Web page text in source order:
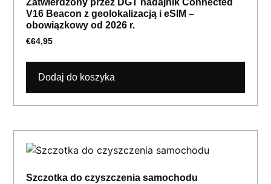
Zatwierdzony przez DGT nadajnik Connected
V16 Beacon z geolokalizacją i eSIM –
obowiązkowy od 2026 r.
€64,95
Dodaj do koszyka
Szczotka do czyszczenia samochodu